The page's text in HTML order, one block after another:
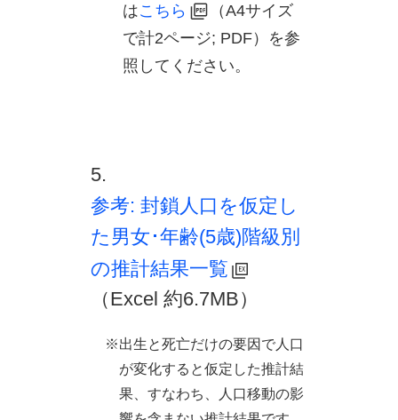
はこちら
（A4サイズ
で計2ページ; PDF）を参
照してください。
5.
参考: 封鎖人口を仮定し
た男女･年齢(5歳)階級別
の推計結果一覧
（Excel 約6.7MB）
※出生と死亡だけの要因で人口
が変化すると仮定した推計結
果、すなわち、人口移動の影